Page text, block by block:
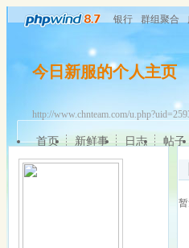
银行 群组聚合
今日新服的个人主页
http://www.chnteam.com/
首页 新鲜事 日志 帖子